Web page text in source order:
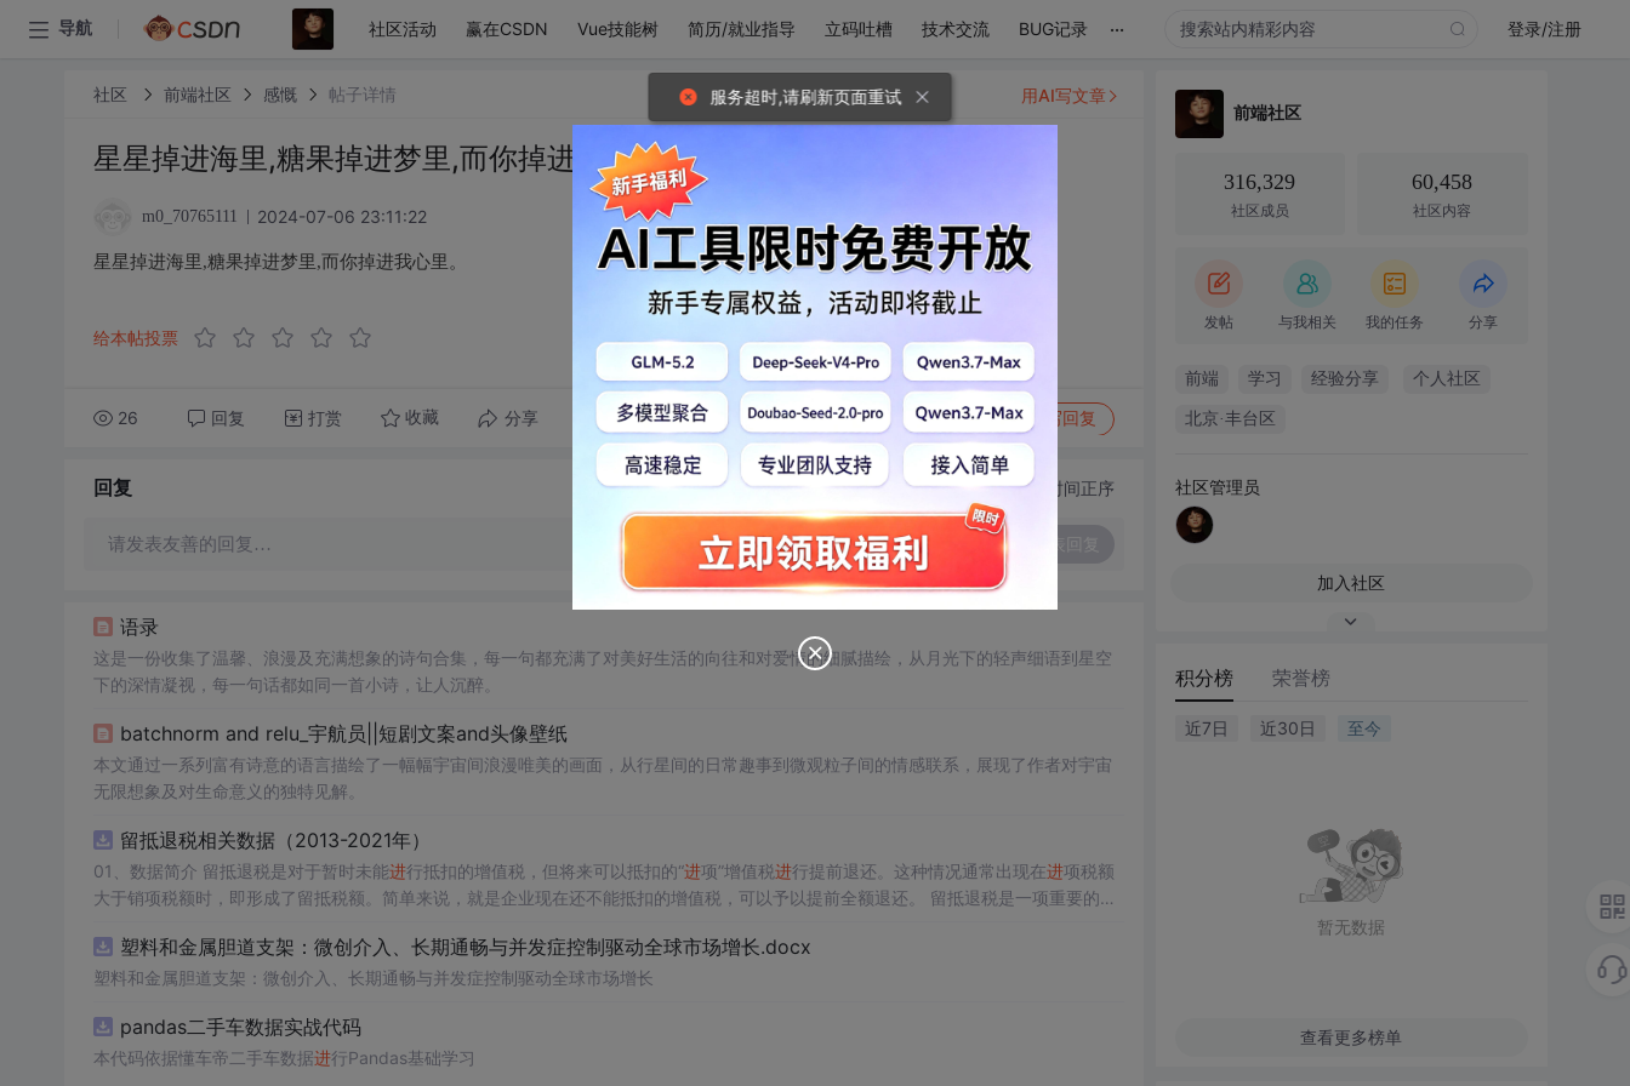
导航 社区活动 赢在CSDN Vue技能树 简历/就业指导 立码吐槽 技术交流 BUG记录 ... 登录/注册
社区 前端社区 感慨 帖子详情
星星掉进海里,糖果掉进梦里,而你掉进我心里。
m0_70765111 2024-07-06 23:11:22
星星掉进海里,糖果掉进梦里,而你掉进我心里。
给本帖投票
26 回复 打赏 收藏 分享 转发到动态 举报 写回复
用AI写文章
回复 切换为时间正序
请发表友善的回复…
语录
这是一份收集了温馨、浪漫及充满想象的诗句合集，每一句都充满了对美好生活的向往和对爱情的细腻描绘，从月光下的轻声细语到星空
下的深情凝视，每一句话都如同一首小诗，让人沉醉。
batchnorm and relu_宇航员||短剧文案and头像壁纸
本文通过一系列富有诗意的语言描绘了一幅幅宇宙间浪漫唯美的画面，从行星间的日常趣事到微观粒子间的情感联系，展现了作者对宇宙
无限想象及对生命意义的独特见解。
留抵退税相关数据（2013-2021年）
01、数据简介 留抵退税是对于暂时未能进行抵扣的增值税，但将来可以抵扣的“进项”增值税进行提前退还。这种情况通常出现在进项税额
大于销项税额时，即形成了留抵税额。简单来说，就是企业现在还不能抵扣的增值税，可以予以提前全额退还。 留抵退税是一项重要的税
数据年份：2013-2021年 02、相关数据 证券代码、证券简称、会计期间、上市日期、行业代码、行业名称、post、treat、treat*post。
塑料和金属胆道支架：微创介入、长期通畅与并发症控制驱动全球市场增长.docx
塑料和金属胆道支架：微创介入、长期通畅与并发症控制驱动全球市场增长
pandas二手车数据实战代码
本代码依据懂车帝二手车数据进行Pandas基础学习
前端社区
316,329
社区成员
60,458
社区内容
发帖 与我相关 我的任务 分享
前端 学习 经验分享 个人社区
北京·丰台区
社区管理员
加入社区
积分榜 荣誉榜
近7日 近30日 至今
暂无数据
查看更多榜单
服务超时,请刷新页面重试